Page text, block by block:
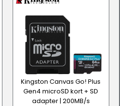
Kingston Canvas Go! Plus
Gen4 microSD kort + SD
adapter | 200MB/s